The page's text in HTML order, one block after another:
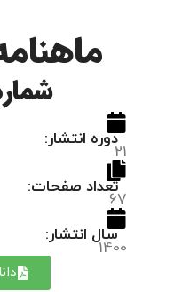
شماره
دوره انتشار:
21
تعداد صفحات:
67
سال انتشار:
1400